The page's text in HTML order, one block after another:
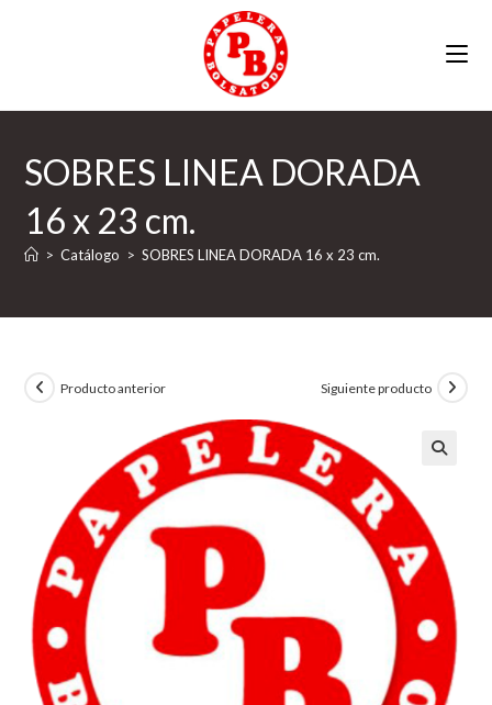
SOBRES LINEA DORADA
16 x 23 cm.
> Catálogo > SOBRES LINEA DORADA 16 x 23 cm.
Producto anterior Siguiente producto